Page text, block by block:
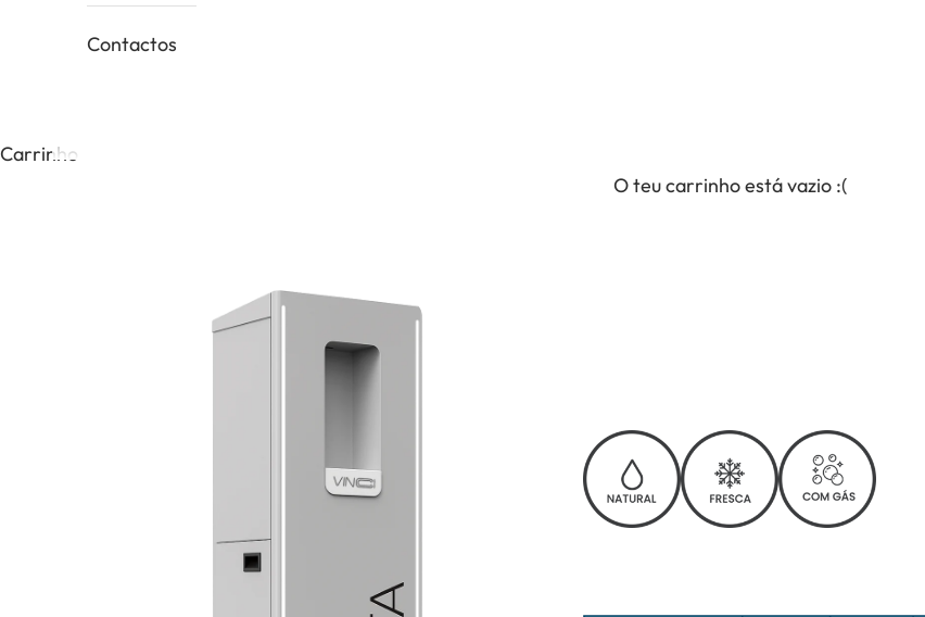
Contactos
Carrinho
O teu carrinho está vazio :(